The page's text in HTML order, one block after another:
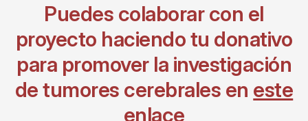
Puedes colaborar con el
proyecto haciendo tu donativo
para promover la investigación
de tumores cerebrales en este
enlace